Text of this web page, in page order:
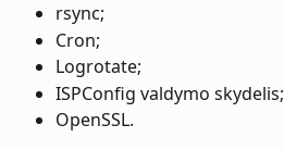
rsync;
Cron;
Logrotate;
ISPConfig valdymo skydelis;
OpenSSL.